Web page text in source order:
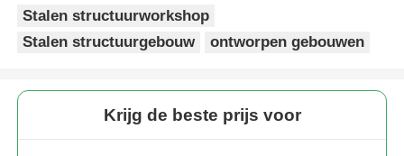
Stalen structuurworkshop
Stalen structuurgebouw
ontworpen gebouwen
Krijg de beste prijs voor